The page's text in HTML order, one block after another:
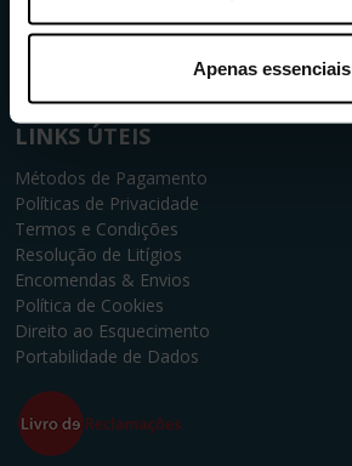
Apenas essenciais
Quem Somos
LINKS ÚTEIS
Métodos de Pagamento
Políticas de Privacidade
Termos e Condições
Resolução de Litígios
Encomendas & Envios
Política de Cookies
Direito ao Esquecimento
Portabilidade de Dados